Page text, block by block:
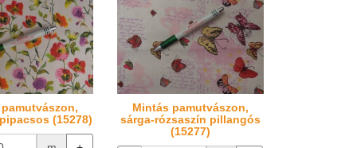
(15278)
Mintás pamutvászon,
sárga-rózsaszín pillangós
(15277)